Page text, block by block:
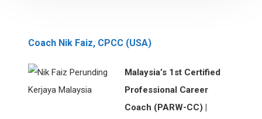
Coach Nik Faiz, CPCC (USA)
Malaysia’s 1st Certified
Professional Career
Coach (PARW-CC) |